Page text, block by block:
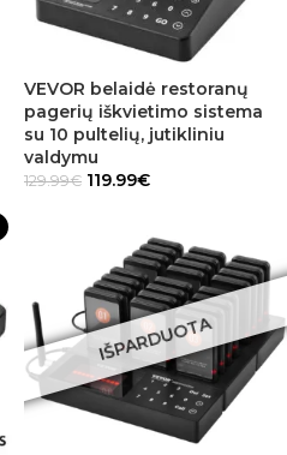
VEVOR belaidė restoranų
pagerių iškvietimo sistema
su 10 pultelių, jutikliniu
valdymu
129.99€ 119.99€
IŠPARDUOTA